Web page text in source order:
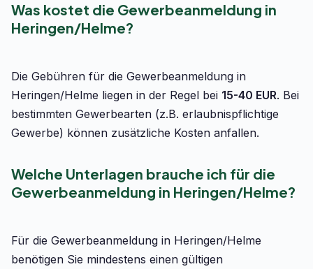
Was kostet die Gewerbeanmeldung in
Heringen/Helme?
Die Gebühren für die Gewerbeanmeldung in
Heringen/Helme liegen in der Regel bei 15-40 EUR. Bei
bestimmten Gewerbearten (z.B. erlaubnispflichtige
Gewerbe) können zusätzliche Kosten anfallen.
Welche Unterlagen brauche ich für die
Gewerbeanmeldung in Heringen/Helme?
Für die Gewerbeanmeldung in Heringen/Helme
benötigen Sie mindestens einen gültigen